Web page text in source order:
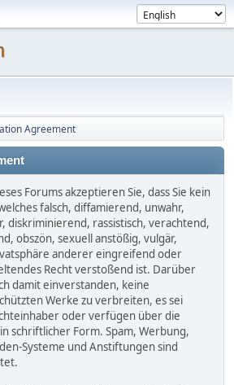
Agreement
Forums akzeptieren Sie, dass Sie kein
falsch, diffamierend, unwahr,
diskriminierend, rassistisch, verachtend,
obszön, sexuell anstößig, vulgär,
anderer eingreifend oder
Recht verstoßend ist. Darüber
damit einverstanden, keine
Werke zu verbreiten, es sei
oder verfügen über die
schriftlicher Form. Spam, Werbung,
Systeme und Anstiftungen sind